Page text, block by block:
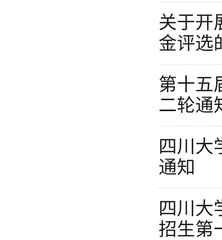
关于开
金评选
第十五
二轮通
四川大
通知
四川大
招生第